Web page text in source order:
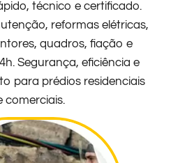
técnico e certificado.
reformas elétricas,
quadros, fiação e
Segurança, eficiência e
para prédios residenciais
comerciais.